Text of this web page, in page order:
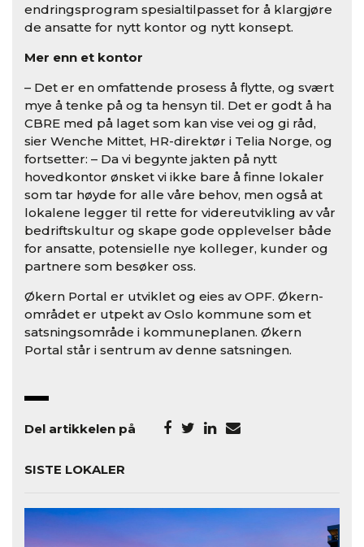
endringsprogram spesialtilpasset for å klargjøre
de ansatte for nytt kontor og nytt konsept.
Mer enn et kontor
– Det er en omfattende prosess å flytte, og svært
mye å tenke på og ta hensyn til. Det er godt å ha
CBRE med på laget som kan vise vei og gi råd,
sier Wenche Mittet, HR-direktør i Telia Norge, og
fortsetter: – Da vi begynte jakten på nytt
hovedkontor ønsket vi ikke bare å finne lokaler
som tar høyde for alle våre behov, men også at
lokalene legger til rette for videreutvikling av vår
bedriftskultur og skape gode opplevelser både
for ansatte, potensielle nye kolleger, kunder og
partnere som besøker oss.
Økern Portal er utviklet og eies av OPF. Økern-
området er utpekt av Oslo kommune som et
satsningsområde i kommuneplanen. Økern
Portal står i sentrum av denne satsningen.
Del artikkelen på
SISTE LOKALER